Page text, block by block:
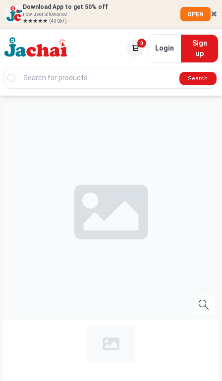
Download App to get 50% off
new user allowance
★★★★★ (430k+)
OPEN ✖
0
Login
Sign
up
Search